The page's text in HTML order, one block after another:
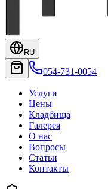
RU
054-731-0054
Услуги
Цены
Кладбища
Галерея
О нас
Вопросы
Статьи
Контакты